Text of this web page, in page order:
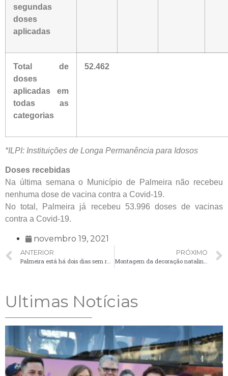
segundas
doses
aplicadas
Total de
doses
aplicadas em
todas as
categorias
52.462
*ILPI: Instituições de Longa Permanência para Idosos
Doses recebidas
Na última semana o Município de Palmeira não recebeu
nenhuma dose de vacina contra a Covid-19.
No total, Palmeira já recebeu 53.996 doses de vacinas
contra a Covid-19.
novembro 19, 2021
ANTERIOR
PRÓXIMO
Ultimas Notícias